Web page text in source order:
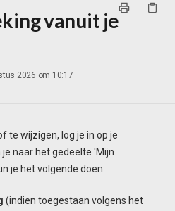
vanuit je
2026 om 10:17
te wijzigen, log je in op je
naar het gedeelte 'Mijn
je het volgende doen:
(indien toegestaan volgens het